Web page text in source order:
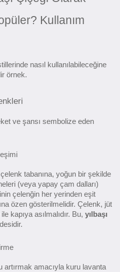
Kullanım
nasıl kullanılabileceğine
örnek.
ve şansı sembolize eden
tabanına, yoğun bir şekilde
(veya yapay çam dalları)
çelenğin her yerinden eşit
özen gösterilmelidir. Çelenk, jüt
kapıya asılmalıdır. Bu, yılbaşı
amacıyla kuru lavanta